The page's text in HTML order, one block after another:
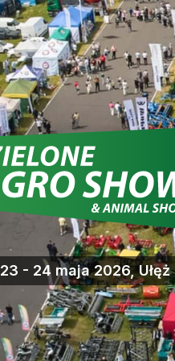
23 - 24 maja 2026, Ułęż